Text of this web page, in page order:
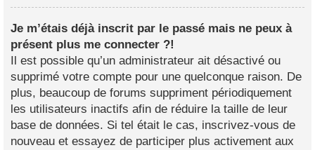
Je m’étais déjà inscrit par le passé mais ne peux à
présent plus me connecter ?!
Il est possible qu’un administrateur ait désactivé ou
supprimé votre compte pour une quelconque raison. De
plus, beaucoup de forums suppriment périodiquement
les utilisateurs inactifs afin de réduire la taille de leur
base de données. Si tel était le cas, inscrivez-vous de
nouveau et essayez de participer plus activement aux